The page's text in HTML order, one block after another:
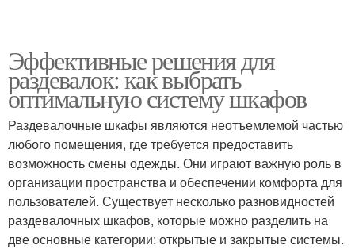
Эффективные решения для
раздевалок: как выбрать
оптимальную систему шкафов
Раздевалочные шкафы являются неотъемлемой частью
любого помещения, где требуется предоставить
возможность смены одежды. Они играют важную роль в
организации пространства и обеспечении комфорта для
пользователей. Существует несколько разновидностей
раздевалочных шкафов, которые можно разделить на
две основные категории: открытые и закрытые системы.